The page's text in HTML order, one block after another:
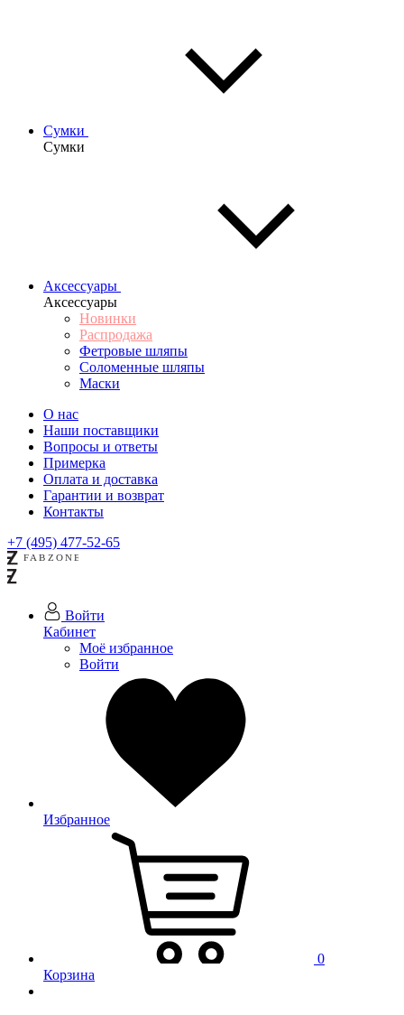
Сумки
Сумки
Аксессуары
Аксессуары
Новинки
Распродажа
Фетровые шляпы
Соломенные шляпы
Маски
О нас
Наши поставщики
Вопросы и ответы
Примерка
Оплата и доставка
Гарантии и возврат
Контакты
+7 (495) 477-52-65
Войти
Кабинет
Моё избранное
Войти
Избранное
0
Корзина